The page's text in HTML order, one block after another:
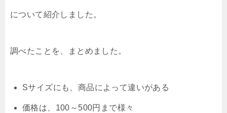
について紹介しました。
調べたことを、まとめました。
Sサイズにも、商品によって違いがある
価格は、100～500円まで様々